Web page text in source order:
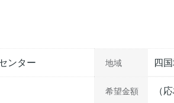
ンター 地域 四
希望金額 （